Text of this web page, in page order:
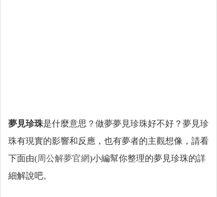
夢見珍珠是什麼意思？做夢夢見珍珠好不好？夢見珍
珠有現實的影響和反應，也有夢者的主觀想像，請看
下面由(周公解夢官網)小編幫你整理的夢見珍珠的詳
細解說吧。